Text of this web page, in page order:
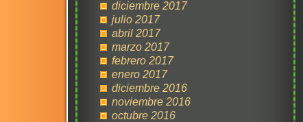
diciembre 2017
julio 2017
abril 2017
marzo 2017
febrero 2017
enero 2017
diciembre 2016
noviembre 2016
octubre 2016